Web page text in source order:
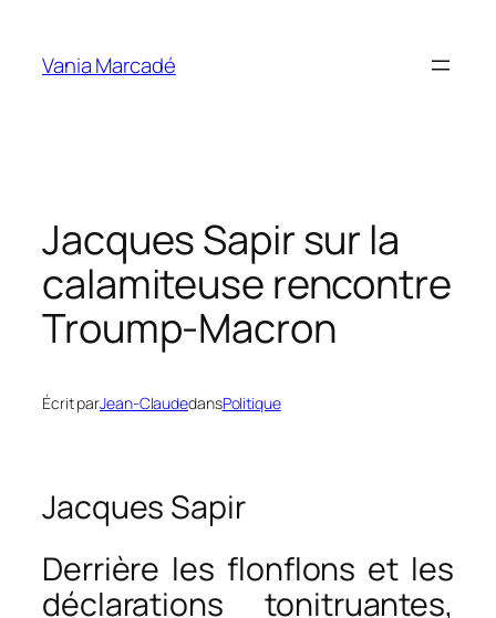
contenu
Vania Marcadé
Jacques Sapir sur la
calamiteuse rencontre
Troump-Macron
Écrit parJean-ClaudedansPolitique
Jacques Sapir
Derrière les flonflons et les
déclarations tonitruantes,